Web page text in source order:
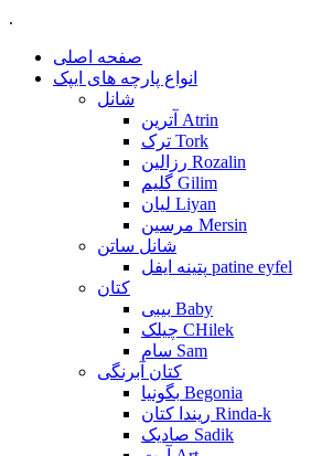
.
صفحه اصلی
انواع پارچه های ایپک
شانل
آترین Atrin
ترک Tork
رزالین Rozalin
گلیم Gilim
لیان Liyan
مرسین Mersin
شانل ساتن
پتینه ایفل patine eyfel
کتان
بیبی Baby
چیلک CHilek
سام Sam
کتان آبرنگی
بگونیا Begonia
ریندا کتان Rinda-k
صادیک Sadik